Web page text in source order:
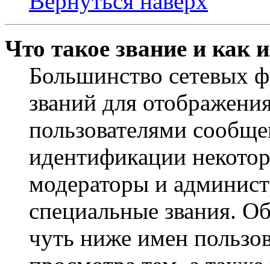
Что такое звание и как
Большинство сетевых
званий для
пользователями
идентификации
модераторы и
специальные звания.
чуть ниже имен